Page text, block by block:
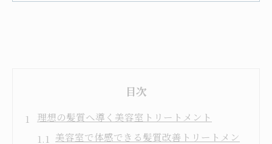
目次
理想の髪質へ導く美容室トリートメント
美容室で体感できる髪質改善トリートメン